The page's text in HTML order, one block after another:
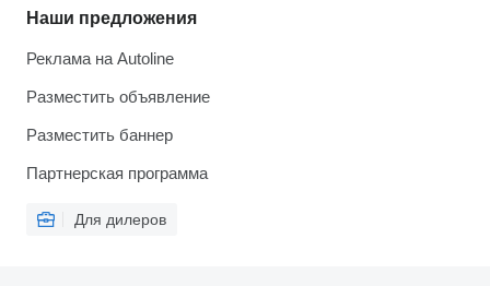
Наши предложения
Реклама на Autoline
Разместить объявление
Разместить баннер
Партнерская программа
Для дилеров